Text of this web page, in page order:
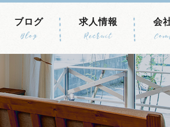
ブログ
Blog
求人情報
Recruit
会